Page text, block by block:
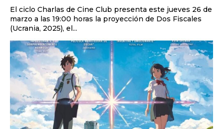
El ciclo Charlas de Cine Club presenta este jueves 26 de
marzo a las 19:00 horas la proyección de Dos Fiscales
(Ucrania, 2025), el...